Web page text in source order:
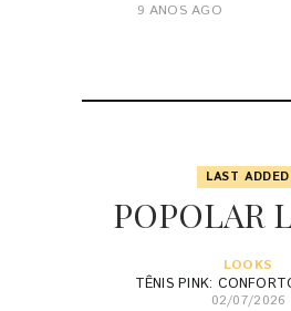
9 ANOS AGO
LAST ADDED
POPOLAR
LOOKS
TÊNIS PINK:
02/07/2026